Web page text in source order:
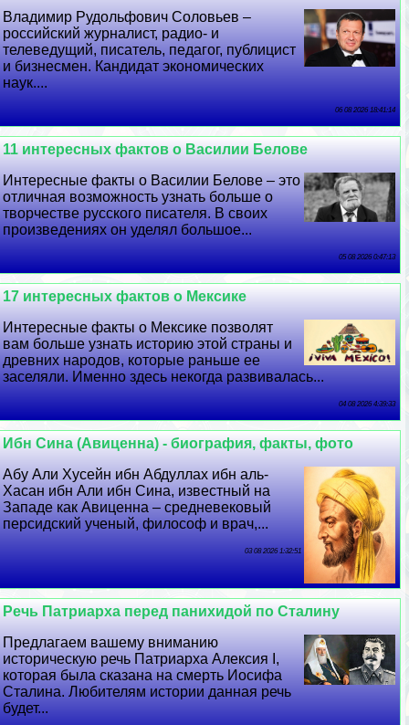
Владимир Рудольфович Соловьев –
российский журналист, радио- и
телеведущий, писатель, педагог, публицист
и бизнесмен. Кандидат экономических
наук....
06 08 2026 18:41:14
11 интересных фактов о Василии Белове
Интересные факты о Василии Белове – это
отличная возможность узнать больше о
творчестве русского писателя. В своих
произведениях он уделял большое...
05 08 2026 0:47:13
17 интересных фактов о Мексике
Интересные факты о Мексике позволят
вам больше узнать историю этой страны и
древних народов, которые раньше ее
заселяли. Именно здесь некогда развивалась...
04 08 2026 4:39:33
Ибн Сина (Авиценна) - биография, факты, фото
Абу Али Хусейн ибн Абдуллах ибн аль-
Хасан ибн Али ибн Сина, известный на
Западе как Авиценна – средневековый
персидский ученый, философ и врач,...
03 08 2026 1:32:51
Речь Патриарха перед панихидой по Сталину
Предлагаем вашему вниманию
историческую речь Патриарха Алексия I,
которая была сказана на cмepть Иосифа
Сталина. Любителям истории данная речь
будет...